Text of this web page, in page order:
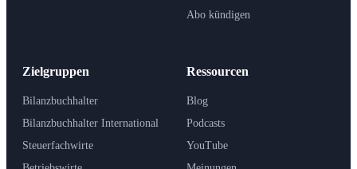
Zielgruppen
Bilanzbuchhalter
Bilanzbuchhalter International
Steuerfachwirte
Ressourcen
Blog
Podcasts
YouTube
Abo kündigen